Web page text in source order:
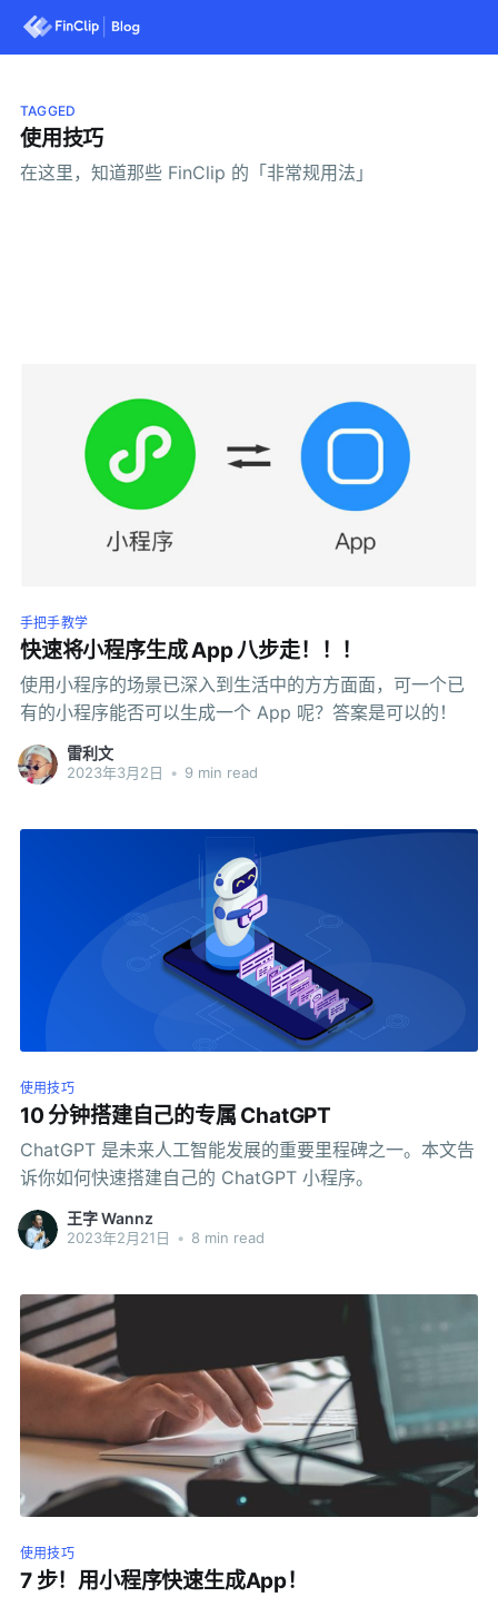
TAGGED
使用技巧
在这里，知道那些 FinClip 的「非常规用法」
手把手教学
快速将小程序生成 App 八步走！！！
使用小程序的场景已深入到生活中的方方面面，可一个已
有的小程序能否可以生成一个 App 呢？答案是可以的！
雷利文
2023年3月2日 • 9 min read
使用技巧
10 分钟搭建自己的专属 ChatGPT
ChatGPT 是未来人工智能发展的重要里程碑之一。本文告
诉你如何快速搭建自己的 ChatGPT 小程序。
王字 Wannz
2023年2月21日 • 8 min read
使用技巧
7 步！用小程序快速生成App！